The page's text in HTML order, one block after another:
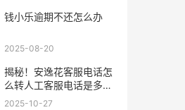
钱小乐逾期不还怎么办
2025-08-20
揭秘！安逸花客服电话怎
么转人工客服电话是多少
位？
2025-10-27